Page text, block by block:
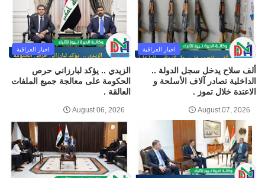
اخبار العراقية
ألف سلاح يدخل سجل الدولة ..
الداخلية تصادر آلاف الأسلحة و
الاعتدة خلال تموز .
August 07, 2026
اخبار العراقية
الزيدي .. يؤكد لبارزاني حرص
الحكومة على معالجة جميع الملفات
العالقة .
August 06, 2026